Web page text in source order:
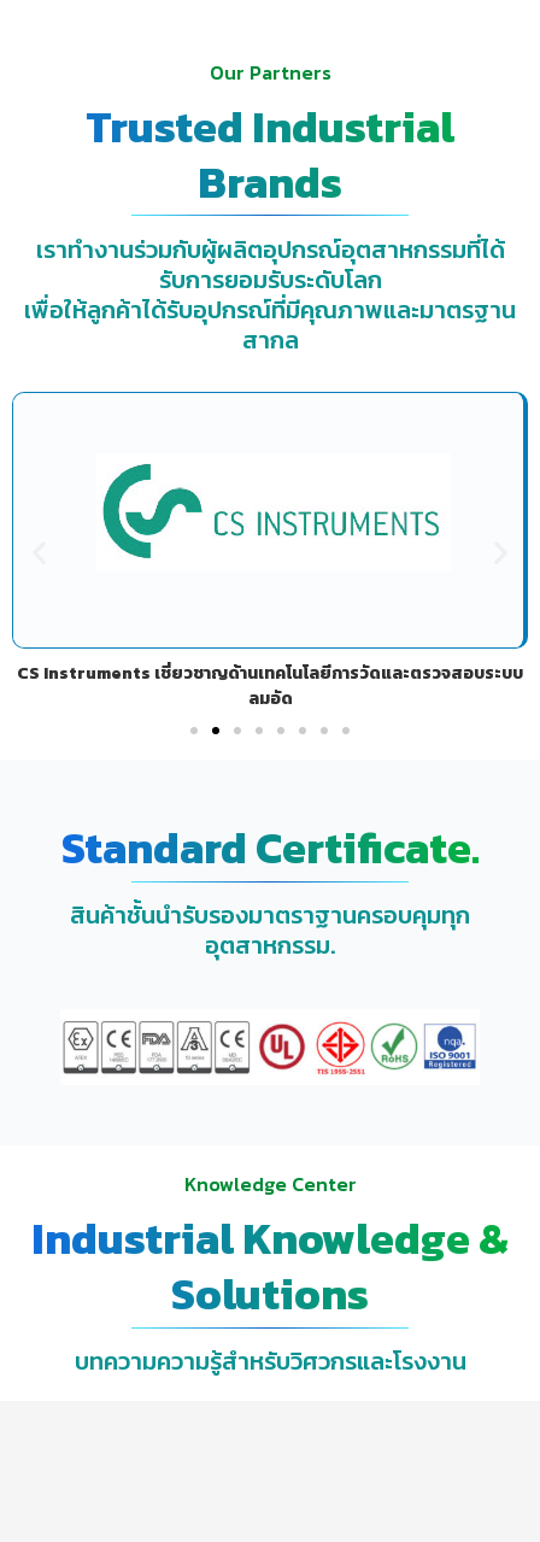
Our Partners
Trusted Industrial
Brands
เราทำงานร่วมกับผู้ผลิตอุปกรณ์อุตสาหกรรมที่ได้
รับการยอมรับระดับโลก
เพื่อให้ลูกค้าได้รับอุปกรณ์ที่มีคุณภาพและมาตรฐาน
สากล
CS Instruments เชี่ยวชาญด้านเทคโนโลยีการวัดและตรวจสอบระบบ
ลมอัด
Standard Certificate.
สินค้าชั้นนำรับรองมาตราฐานครอบคุมทุก
อุตสาหกรรม.
Knowledge Center
Industrial Knowledge &
Solutions
บทความความรู้สำหรับวิศวกรและโรงงาน